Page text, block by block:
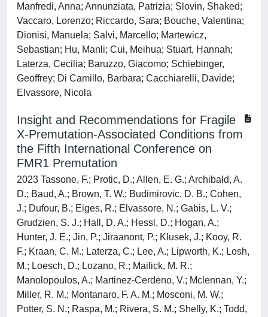
Manfredi, Anna; Annunziata, Patrizia; Slovin, Shaked;
Vaccaro, Lorenzo; Riccardo, Sara; Bouche, Valentina;
Dionisi, Manuela; Salvi, Marcello; Martewicz,
Sebastian; Hu, Manli; Cui, Meihua; Stuart, Hannah;
Laterza, Cecilia; Baruzzo, Giacomo; Schiebinger,
Geoffrey; Di Camillo, Barbara; Cacchiarelli, Davide;
Elvassore, Nicola
Insight and Recommendations for Fragile
X-Premutation-Associated Conditions from
the Fifth International Conference on
FMR1 Premutation
2023 Tassone, F.; Protic, D.; Allen, E. G.; Archibald, A.
D.; Baud, A.; Brown, T. W.; Budimirovic, D. B.; Cohen,
J.; Dufour, B.; Eiges, R.; Elvassore, N.; Gabis, L. V.;
Grudzien, S. J.; Hall, D. A.; Hessl, D.; Hogan, A.;
Hunter, J. E.; Jin, P.; Jiraanont, P.; Klusek, J.; Kooy, R.
F.; Kraan, C. M.; Laterza, C.; Lee, A.; Lipworth, K.; Losh,
M.; Loesch, D.; Lozano, R.; Mailick, M. R.;
Manolopoulos, A.; Martinez-Cerdeno, V.; Mclennan, Y.;
Miller, R. M.; Montanaro, F. A. M.; Mosconi, M. W.;
Potter, S. N.; Raspa, M.; Rivera, S. M.; Shelly, K.; Todd,